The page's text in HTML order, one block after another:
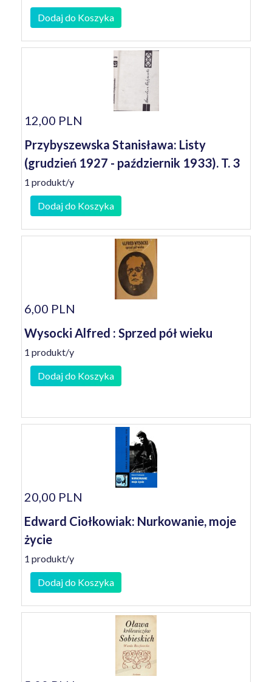
Dodaj do Koszyka
12,00 PLN
Przybyszewska Stanisława: Listy
(grudzień 1927 - październik 1933). T. 3
1 produkt/y
Dodaj do Koszyka
6,00 PLN
Wysocki Alfred : Sprzed pół wieku
1 produkt/y
Dodaj do Koszyka
20,00 PLN
Edward Ciołkowiak: Nurkowanie, moje
życie
1 produkt/y
Dodaj do Koszyka